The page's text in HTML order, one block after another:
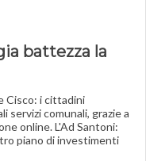
battezza la
Cisco: i cittadini
servizi comunali, grazie a
online. L'Ad Santoni:
piano di investimenti